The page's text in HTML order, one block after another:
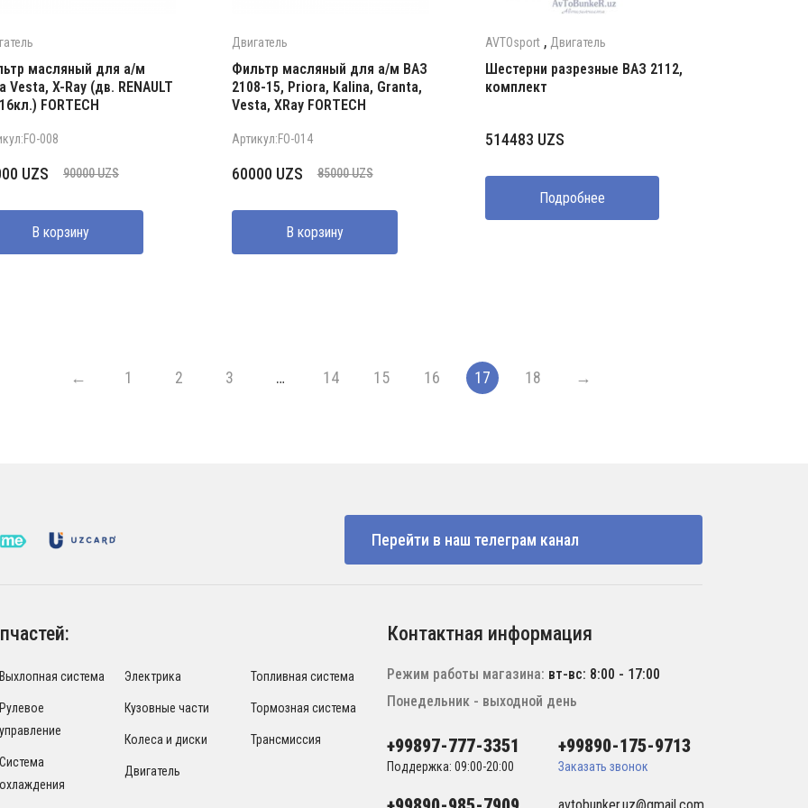
масляный для а/м
Vesta, X-Ray (дв. RENAULT
FORTECH
008
90000UZS
UZS.
UZS
UZS.
В корзину
Двигатель
Фильтр масляный для а/м ВАЗ
2108-15, Priora, Kalina, Granta,
Vesta, XRay FORTECH
Артикул:FO-014
85000UZS
Первоначальная
составляла
85000 UZS.
60000 UZS
Текущая
60000 UZS.
В корзину
AVTOsport , Двигатель
Шестерни разрезные ВАЗ 2112,
комплект
514483 UZS
Подробнее
← 1 2 3 … 14 15 16 17 18 →
Перейти в наш телеграм канал
Выхлопная система
Рулевое
управление
Система
охлаждения
Электрика
Кузовные части
Колеса и диски
Двигатель
Топливная система
Тормозная система
Трансмиссия
Контактная информация
Режим работы магазина: вт-вс: 8:00 - 17:00
Понедельник - выходной день
+99897-777-3351
Поддержка: 09:00-20:00
+99890-175-9713
Заказать звонок